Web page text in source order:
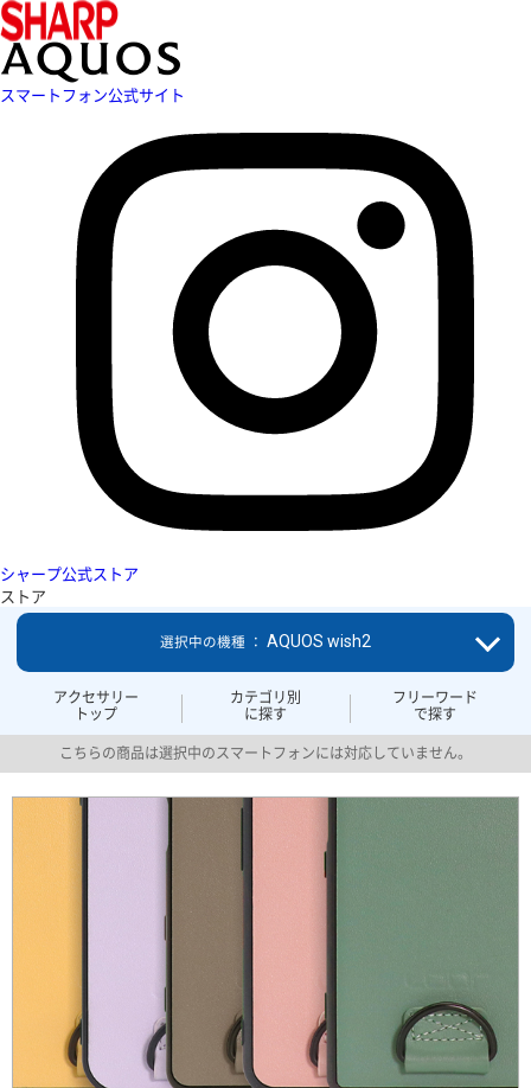
スマートフォン公式サイト
シャープ公式ストア
ストア
アクセサリー
トップ
カテゴリ別
に探す
フリーワード
で探す
選択中の機種 ： AQUOS wish2
こちらの商品は選択中のスマートフォンには対応していません。